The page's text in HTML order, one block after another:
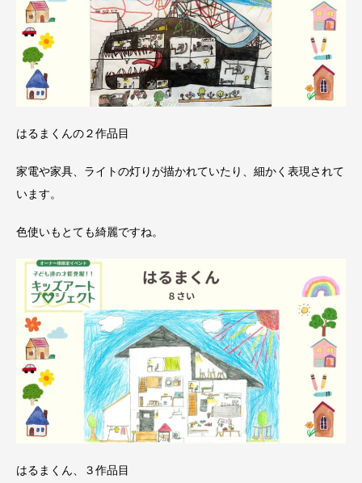
はるまくんの２作品目
家電や家具、ライトの灯りが描かれていたり、細かく表現されて
います。
色使いもとても綺麗ですね。
はるまくん、３作品目